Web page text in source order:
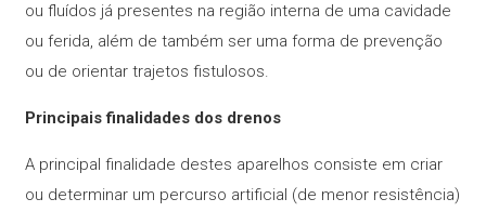
ou fluídos já presentes na região interna de uma cavidade
ou ferida, além de também ser uma forma de prevenção
ou de orientar trajetos fistulosos.
Principais finalidades dos drenos
A principal finalidade destes aparelhos consiste em criar
ou determinar um percurso artificial (de menor resistência)